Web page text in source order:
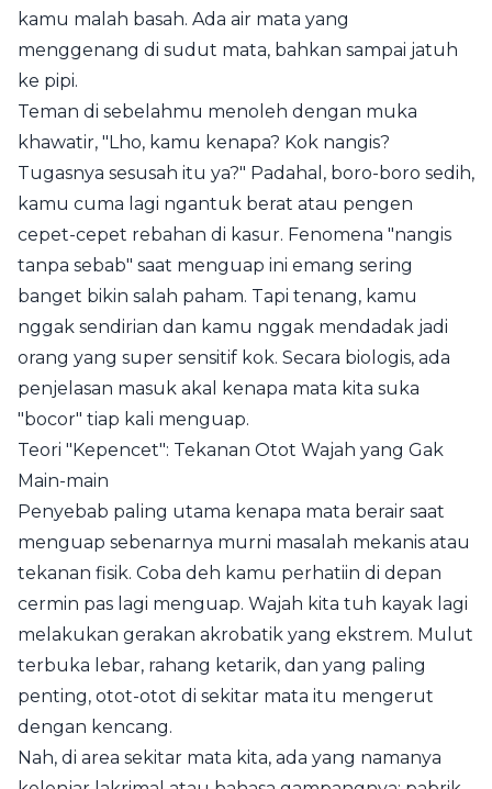
kamu malah basah. Ada air mata yang
menggenang di sudut mata, bahkan sampai jatuh
ke pipi.
Teman di sebelahmu menoleh dengan muka
khawatir, "Lho, kamu kenapa? Kok nangis?
Tugasnya sesusah itu ya?" Padahal, boro-boro sedih,
kamu cuma lagi ngantuk berat atau pengen
cepet-cepet rebahan di kasur. Fenomena "nangis
tanpa sebab" saat menguap ini emang sering
banget bikin salah paham. Tapi tenang, kamu
nggak sendirian dan kamu nggak mendadak jadi
orang yang super sensitif kok. Secara biologis, ada
penjelasan masuk akal kenapa mata kita suka
"bocor" tiap kali menguap.
Teori "Kepencet": Tekanan Otot Wajah yang Gak
Main-main
Penyebab paling utama kenapa mata berair saat
menguap sebenarnya murni masalah mekanis atau
tekanan fisik. Coba deh kamu perhatiin di depan
cermin pas lagi menguap. Wajah kita tuh kayak lagi
melakukan gerakan akrobatik yang ekstrem. Mulut
terbuka lebar, rahang ketarik, dan yang paling
penting, otot-otot di sekitar mata itu mengerut
dengan kencang.
Nah, di area sekitar mata kita, ada yang namanya